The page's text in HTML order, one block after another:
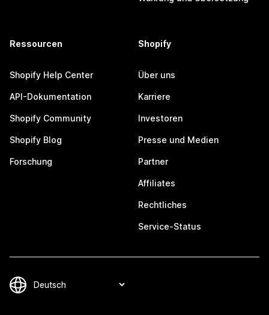
Ressourcen
Shopify Help Center
API-Dokumentation
Shopify Community
Shopify Blog
Forschung
Shopify
Über uns
Karriere
Investoren
Presse und Medien
Partner
Affiliates
Rechtliches
Service-Status